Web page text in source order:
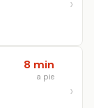
8 min
a pie